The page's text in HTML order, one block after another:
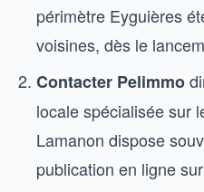
périmètre Eyguières
voisines, dès le
Contacter Pelimmo
locale spécialisée sur
Lamanon dispose
publication en ligne